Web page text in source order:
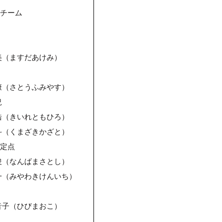
ーム
ますだあけみ）
さとうふみやす）
きいれともひろ）
くまざきかざと）
点
なんばまさとし）
みやわきけんいち）
（ひびまおこ）